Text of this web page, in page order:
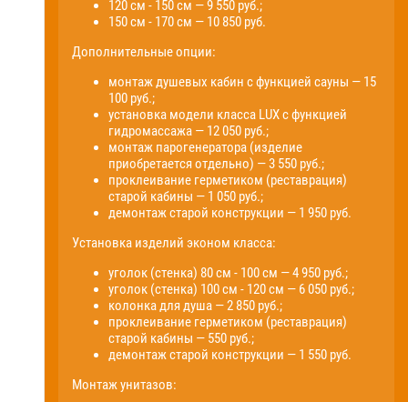
120 см - 150 см — 9 550 руб.;
150 см - 170 см — 10 850 руб.
Дополнительные опции:
монтаж душевых кабин с функцией сауны — 15
100 руб.;
установка модели класса LUX с функцией
гидромассажа — 12 050 руб.;
монтаж парогенератора (изделие
приобретается отдельно) — 3 550 руб.;
проклеивание герметиком (реставрация)
старой кабины — 1 050 руб.;
демонтаж старой конструкции — 1 950 руб.
Установка изделий эконом класса:
уголок (стенка) 80 см - 100 см — 4 950 руб.;
уголок (стенка) 100 см - 120 см — 6 050 руб.;
колонка для душа — 2 850 руб.;
проклеивание герметиком (реставрация)
старой кабины — 550 руб.;
демонтаж старой конструкции — 1 550 руб.
Монтаж унитазов: